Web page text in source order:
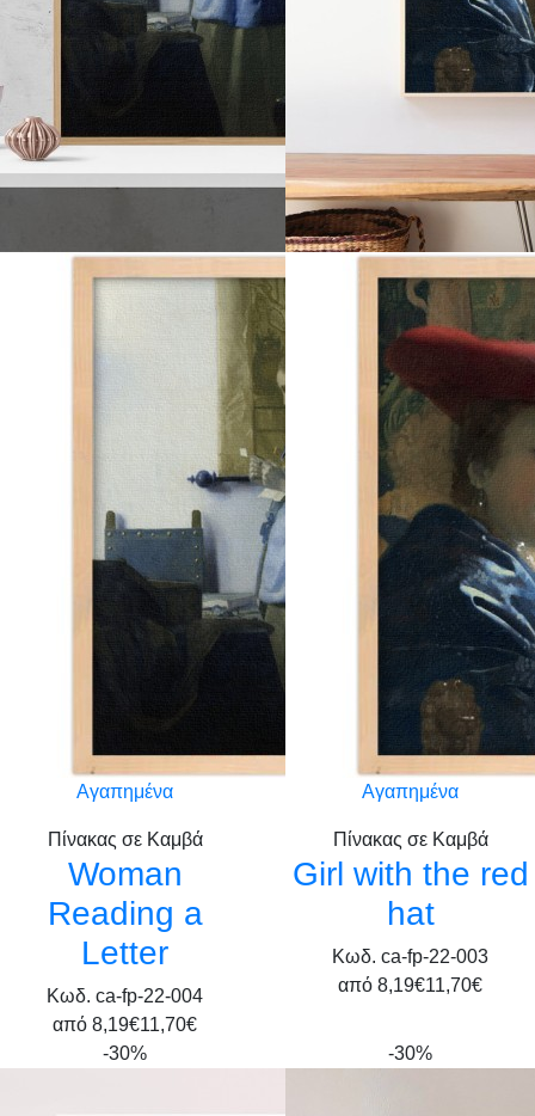
Αγαπημένα
Πίνακας σε Καμβά
Woman
Reading a
Letter
Κωδ. ca-fp-22-004
από 8,19€11,70€
Αγαπημένα
Πίνακας σε Καμβά
Girl with the red
hat
Κωδ. ca-fp-22-003
από 8,19€11,70€
-30% -30%